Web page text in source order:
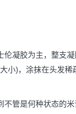
伦凝胶为主，整支
小)，涂抹在头发
管是何种状态的